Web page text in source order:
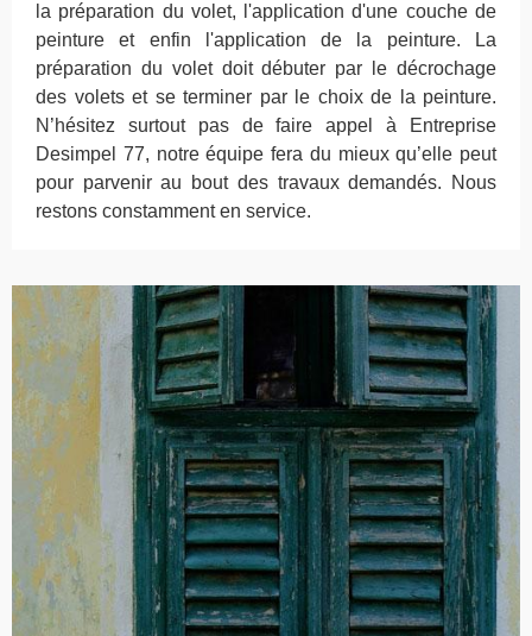
la préparation du volet, l'application d'une couche de
peinture et enfin l'application de la peinture. La
préparation du volet doit débuter par le décrochage
des volets et se terminer par le choix de la peinture.
N’hésitez surtout pas de faire appel à Entreprise
Desimpel 77, notre équipe fera du mieux qu’elle peut
pour parvenir au bout des travaux demandés. Nous
restons constamment en service.